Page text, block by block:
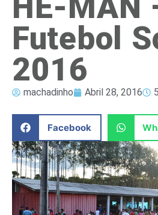
Futebol
2016
machadinho Abril 28, 2016
Facebook